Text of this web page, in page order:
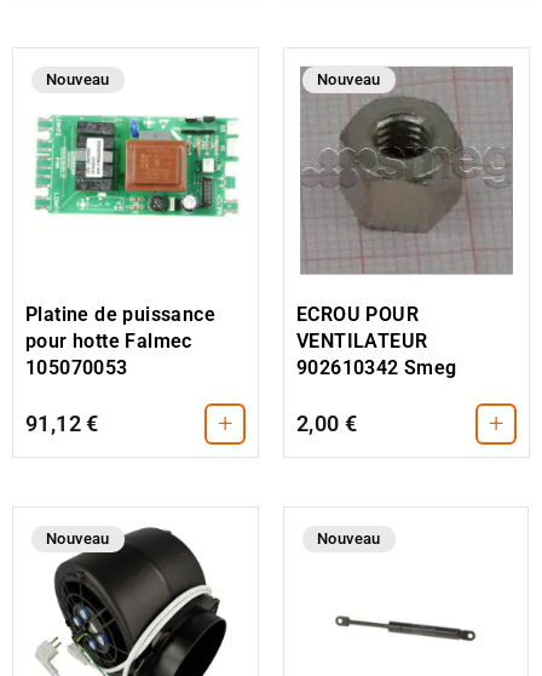
Nouveau
Platine de puissance
pour hotte Falmec
105070053
91,12 € +
Nouveau
ECROU POUR
VENTILATEUR
902610342 Smeg
2,00 € +
Nouveau Nouveau